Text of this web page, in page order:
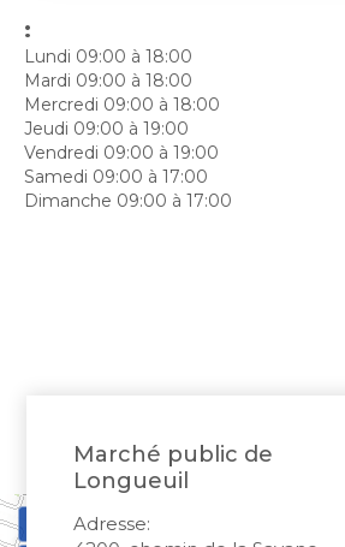
Bureau protecteur citoyen
Centre-ville de Longueuil
Centre-ville de Longueuil
Cour municipale et contravention
Cour municipale et contravention
Gouvernance et saine gestion
Gouvernance et saine gestion
:
Lundi 09:00 à 18:00
Mardi 09:00 à 18:00
Mercredi 09:00 à 18:00
Jeudi 09:00 à 19:00
Vendredi 09:00 à 19:00
Samedi 09:00 à 17:00
Dimanche 09:00 à 17:00
Marché public de
Longueuil
Adresse: